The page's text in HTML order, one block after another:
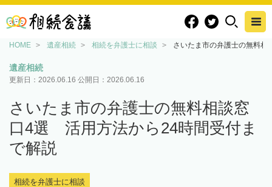
HOME 遺産相続 相続を弁護士に相談 さいたま市の弁護士の無料
遺産相続
更新日： 2026.06.16 公開日： 2026.06.16
さいたま市の弁護士の無料相談窓
口4選 活用方法から24時間受付ま
で解説
相続を弁護士に相談